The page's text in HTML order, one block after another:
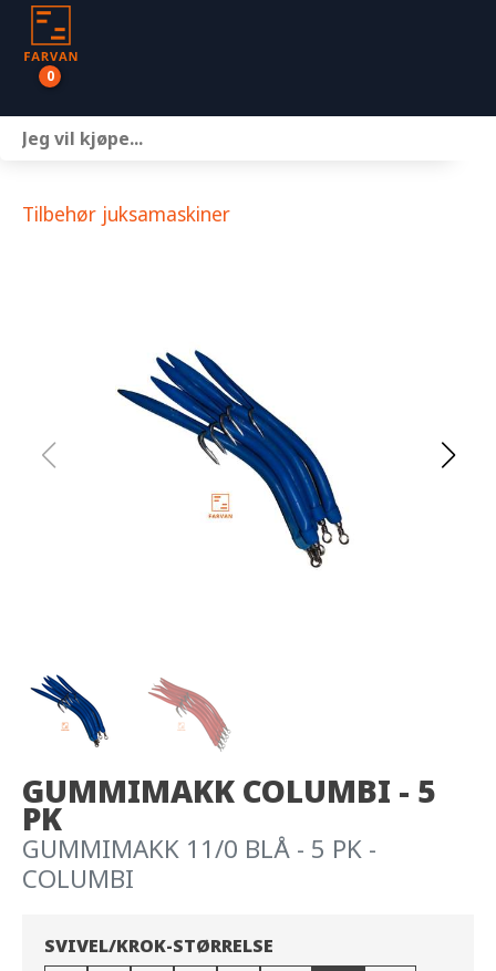
0
Tilbehør juksamaskiner
GUMMIMAKK COLUMBI - 5
PK
GUMMIMAKK 11/0 BLÅ - 5 PK -
COLUMBI
SVIVEL/KROK-STØRRELSE